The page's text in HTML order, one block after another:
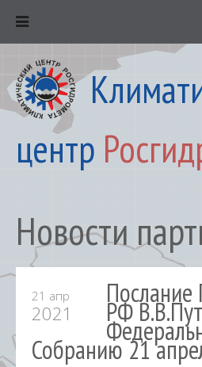
центр
Новости
21 апр
2021
Послание
РФ
Собранию 21